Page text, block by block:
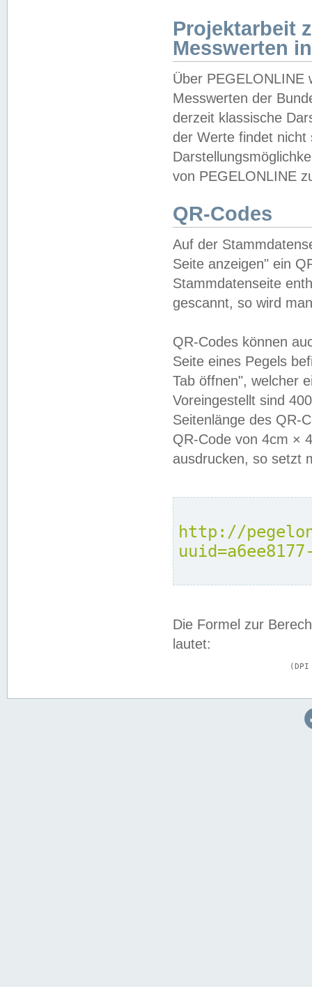
Projektarbeit
Messwerten
Über PEGELONLINE
Messwerten der
derzeit klassische
der Werte findet
von PEGELONLINE
QR-Codes
Auf der
Seite anzeigen" ein
Stammdatenseite
gescannt, so wird
QR-Codes können
Seite eines Pegels
Tab öffnen", welcher
Voreingestellt sind
Seitenlänge des QR-
QR-Code von 4cm ×
ausdrucken, so setzt
http://
Die Formel zur
lautet: